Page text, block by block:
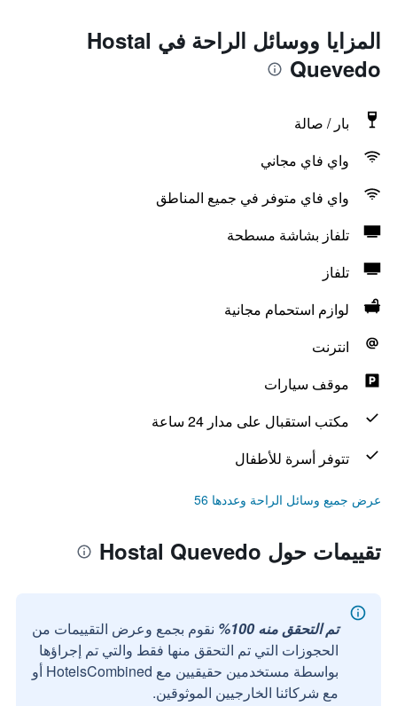
المزايا ووسائل الراحة في Hostal
Quevedo
بار / صالة
واي فاي مجاني
واي فاي متوفر في جميع المناطق
تلفاز بشاشة مسطحة
تلفاز
لوازم استحمام مجانية
انترنت
موقف سيارات
مكتب استقبال على مدار 24 ساعة
تتوفر أسرة للأطفال
عرض جميع وسائل الراحة وعددها 56
تقييمات حول Hostal Quevedo
تم التحقق منه 100%
نقوم بجمع وعرض التقييمات من
الحجوزات التي تم التحقق منها فقط والتي تم إجراؤها
بواسطة مستخدمين حقيقيين مع HotelsCombined أو
مع شركائنا الخارجيين الموثوقين.